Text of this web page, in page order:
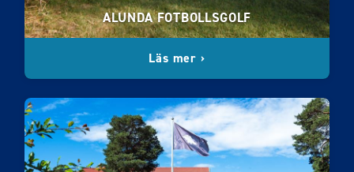
ALUNDA FOTBOLLSGOLF
Läs mer ›